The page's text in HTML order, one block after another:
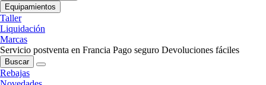
Equipamientos
Taller
Liquidación
Marcas
Servicio postventa en Francia Pago seguro Devoluciones fáciles
Buscar
Rebajas